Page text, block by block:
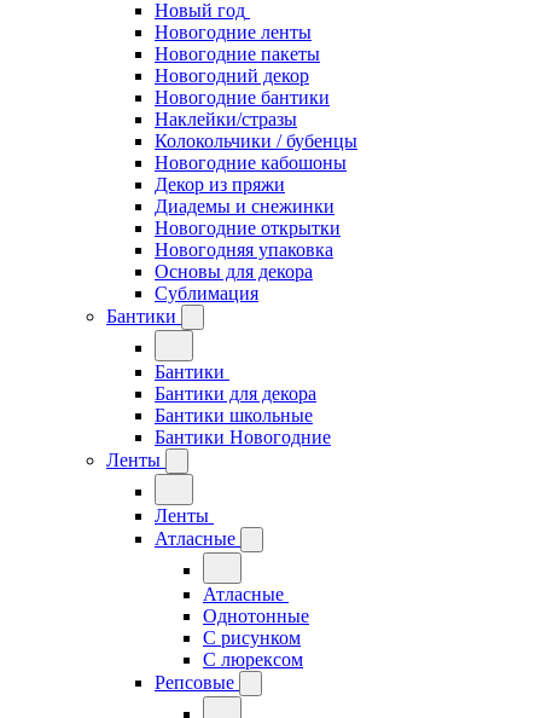
Новый год
Новогодние ленты
Новогодние пакеты
Новогодний декор
Новогодние бантики
Наклейки/стразы
Колокольчики / бубенцы
Новогодние кабошоны
Декор из пряжи
Диадемы и снежинки
Новогодние открытки
Новогодняя упаковка
Основы для декора
Сублимация
Бантики
Бантики
Бантики для декора
Бантики школьные
Бантики Новогодние
Ленты
Ленты
Атласные
Атласные
Однотонные
С рисунком
С люрексом
Репсовые